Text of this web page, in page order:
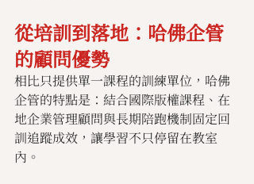
從培訓到落地：哈佛企管
的顧問優勢
相比只提供單一課程的訓練單位，哈佛
企管的特點是：結合國際版權課程、在
地企業管理顧問與長期陪跑機制固定回
訓追蹤成效，讓學習不只停留在教室
內。